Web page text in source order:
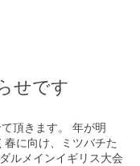
せです
頂きます。 年が明
に向け、ミツバチた
ルメインイギリス大会